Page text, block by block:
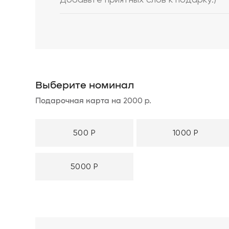
Выберите номинал
Подарочная карта на 2000 р.
500 Р 1000 Р
5000 Р